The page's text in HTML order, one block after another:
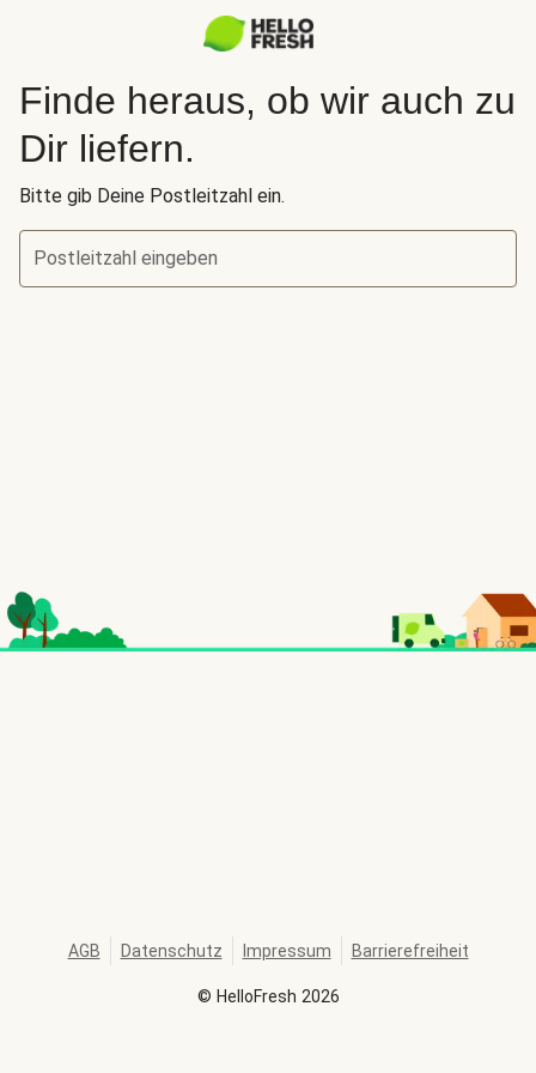
Finde heraus, ob wir auch zu
Dir liefern.
Bitte gib Deine Postleitzahl ein.
Postleitzahl eingeben
© HelloFresh 2026
AGB Datenschutz Impressum Barrierefreiheit